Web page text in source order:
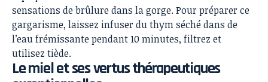
sensations de brûlure dans la gorge. Pour préparer ce
gargarisme, laissez infuser du thym séché dans de
l’eau frémissante pendant 10 minutes, filtrez et
utilisez tiède.
Le miel et ses vertus thérapeutiques